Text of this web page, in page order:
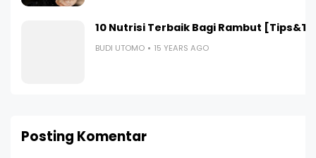
10 Nutrisi Terbaik Bagi Rambut
BUDI UTOMO 15 YEARS AGO
Posting Komentar